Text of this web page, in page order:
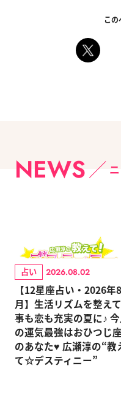
この
NEWS
占い 2026.08.02
【12星座占い・2026年8
月】生活リズムを整え
事も恋も充実の夏に♪ 今
の運気最強はおひつじ座
のあなた♥ 広瀬淳の“教
て☆デスティニー”